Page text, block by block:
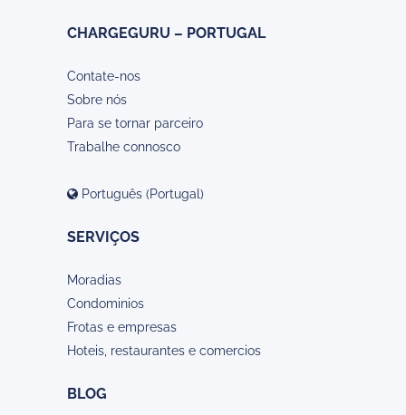
CHARGEGURU – PORTUGAL
Contate-nos
Sobre nós
Para se tornar parceiro
Trabalhe connosco
Português (Portugal)
SERVIÇOS
Moradias
Condominios
Frotas e empresas
Hoteis, restaurantes e comercios
BLOG